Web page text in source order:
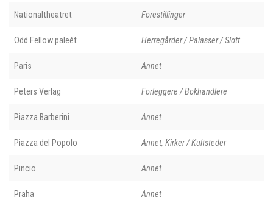
Nationaltheatret Forestillinger
Odd Fellow paleét Herregårder / Palasser / Slott
Paris Annet
Peters Verlag Forleggere / Bokhandlere
Piazza Barberini Annet
Piazza del Popolo Annet, Kirker / Kultsteder
Pincio Annet
Praha Annet